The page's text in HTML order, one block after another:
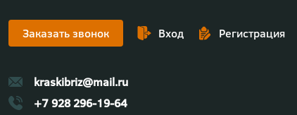
Заказать звонок Вход Регистрация
kraskibriz@mail.ru
+7 928 296-19-64